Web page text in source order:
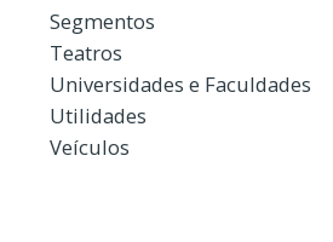
Segmentos
Teatros
Universidades e Faculdades
Utilidades
Veículos